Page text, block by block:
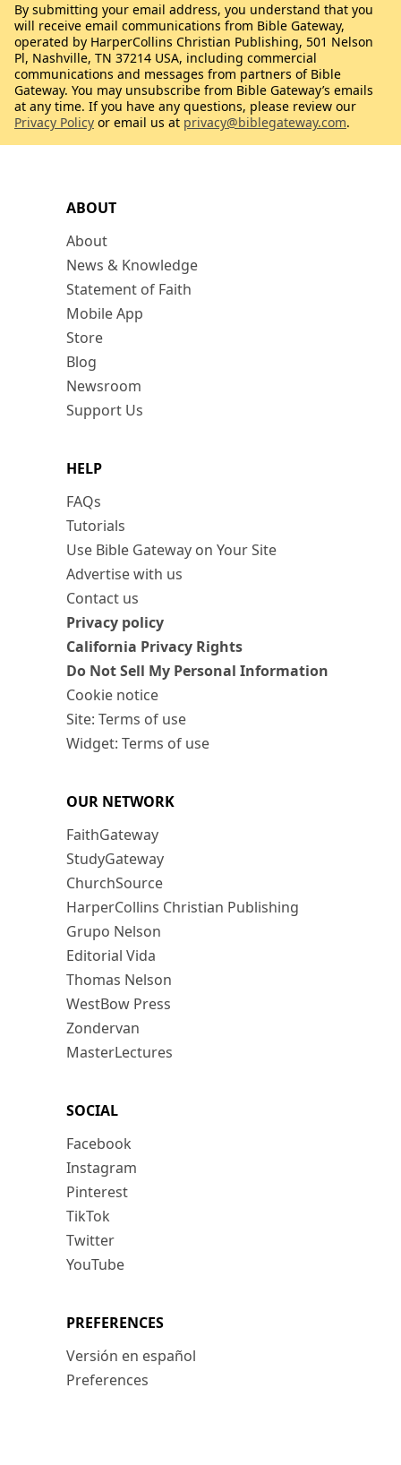
ABOUT
About
News & Knowledge
Statement of Faith
Mobile App
Store
Blog
Newsroom
Support Us
HELP
FAQs
Tutorials
Use Bible Gateway on Your Site
Advertise with us
Contact us
Privacy policy
California Privacy Rights
Do Not Sell My Personal Information
Cookie notice
Site: Terms of use
Widget: Terms of use
OUR NETWORK
FaithGateway
StudyGateway
ChurchSource
HarperCollins Christian Publishing
Grupo Nelson
Editorial Vida
Thomas Nelson
WestBow Press
Zondervan
MasterLectures
SOCIAL
Facebook
Instagram
Pinterest
TikTok
Twitter
YouTube
PREFERENCES
Versión en español
Preferences
By submitting your email address, you understand that you
will receive email communications from Bible Gateway,
operated by HarperCollins Christian Publishing, 501 Nelson
Pl, Nashville, TN 37214 USA, including commercial
communications and messages from partners of Bible
Gateway. You may unsubscribe from Bible Gateway’s emails
at any time. If you have any questions, please review our
Privacy Policy or email us at privacy@biblegateway.com.